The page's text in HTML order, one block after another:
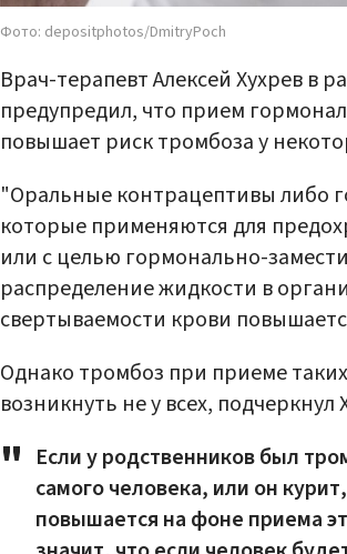
Фото: depositphotos/DmitryPoch
Врач-терапевт Алексей Хухрев в
предупредил, что прием
повышает риск тромбоза у
"Оральные контрацептивы либо
которые применяются для
или с целью гормонально-
распределение жидкости в
свертываемости крови
Однако тромбоз при приеме
возникнуть не у всех, подчеркнул
Если у родственников был
самого человека, или он
повышается на фоне приема